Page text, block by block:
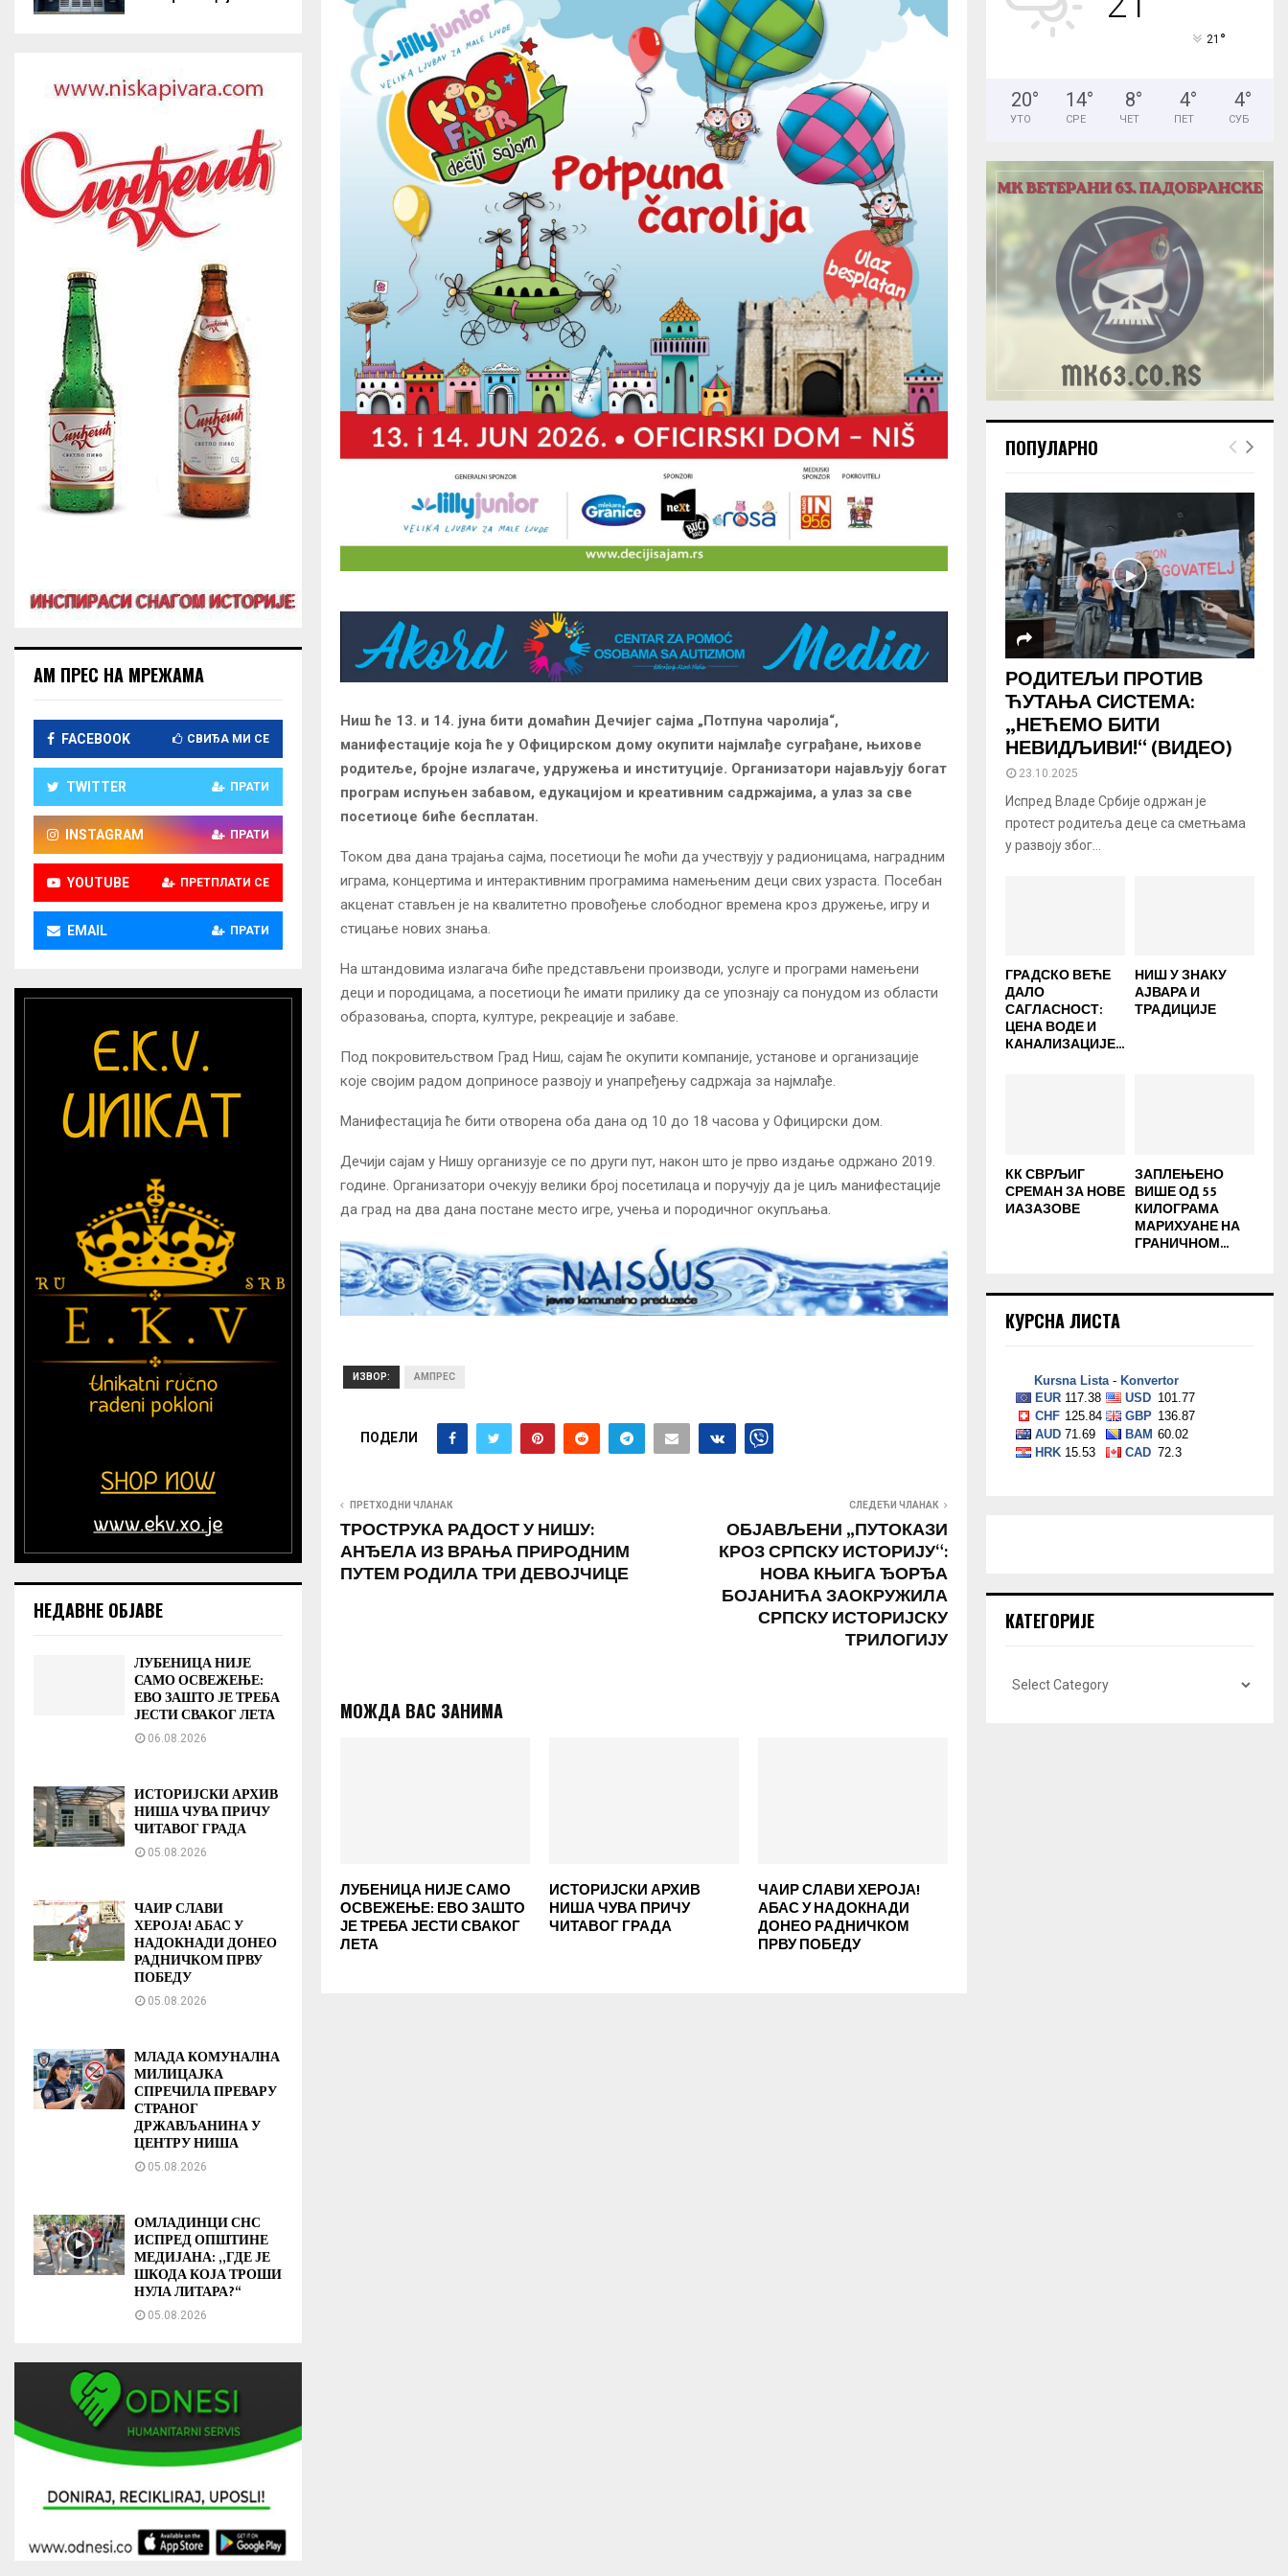
Ниш ће 13. и 14. јуна бити домаћин Дечијег сајма „Потпуна чаролија“,
манифестације која ће у Официрском дому окупити најмлађе суграђане, њихове
родитеље, бројне излагаче, удружења и институције. Организатори најављују богат
програм испуњен забавом, едукацијом и креативним садржајима, а улаз за све
посетиоце биће бесплатан.
Током два дана трајања сајма, посетиоци ће моћи да учествују у радионицама, наградним
играма, концертима и интерактивним програмима намењеним деци свих узраста. Посебан
акценат стављен је на квалитетно провођење слободног времена кроз дружење, игру и
стицање нових знања.
На штандовима излагача биће представљени производи, услуге и програми намењени
деци и породицама, а посетиоци ће имати прилику да се упознају са понудом из области
образовања, спорта, културе, рекреације и забаве.
Под покровитељством Град Ниш, сајам ће окупити компаније, установе и организације
које својим радом доприносе развоју и унапређењу садржаја за најмлађе.
Манифестација ће бити отворена оба дана од 10 до 18 часова у Официрски дом.
Дечији сајам у Нишу организује се по други пут, након што је прво издање одржано 2019.
године. Организатори очекују велики број посетилаца и поручују да је циљ манифестације
да град на два дана постане место игре, учења и породичног окупљања.
ИЗВОР: AMПРЕС
ПОДЕЛИ
ПРЕТХОДНИ ЧЛАНАК
ТРОСТРУКА РАДОСТ У НИШУ:
АНЂЕЛА ИЗ ВРАЊА ПРИРОДНИМ
ПУТЕМ РОДИЛА ТРИ ДЕВОЈЧИЦЕ
СЛЕДЕЋИ ЧЛАНАК
ОБЈАВЉЕНИ „ПУТОКАЗИ
КРОЗ СРПСКУ ИСТОРИЈУ“:
НОВА КЊИГА ЂОРЂА
БОЈАНИЋА ЗАОКРУЖИЛА
СРПСКУ ИСТОРИЈСКУ
ТРИЛОГИЈУ
МОЖДА ВАС ЗАНИМА
ЛУБЕНИЦА НИЈЕ САМО
ОСВЕЖЕЊЕ: ЕВО ЗАШТО
ЈЕ ТРЕБА ЈЕСТИ СВАКОГ
ЛЕТА
ИСТОРИЈСКИ АРХИВ
НИША ЧУВА ПРИЧУ
ЧИТАВОГ ГРАДА
ЧАИР СЛАВИ ХЕРОЈА!
АБАС У НАДОКНАДИ
ДОНЕО РАДНИЧКОМ
ПРВУ ПОБЕДУ
АМ ПРЕС НА МРЕЖАМА
FACEBOOK СВИЂА МИ СЕ
TWITTER ПРАТИ
INSTAGRAM ПРАТИ
YOUTUBE ПРЕТПЛАТИ СЕ
EMAIL ПРАТИ
НЕДАВНЕ ОБЈАВЕ
ЛУБЕНИЦА НИЈЕ
САМО ОСВЕЖЕЊЕ:
ЕВО ЗАШТО ЈЕ ТРЕБА
ЈЕСТИ СВАКОГ ЛЕТА
06.08.2026
ИСТОРИЈСКИ АРХИВ
НИША ЧУВА ПРИЧУ
ЧИТАВОГ ГРАДА
05.08.2026
ЧАИР СЛАВИ
ХЕРОЈА! АБАС У
НАДОКНАДИ ДОНЕО
РАДНИЧКОМ ПРВУ
ПОБЕДУ
05.08.2026
МЛАДА КОМУНАЛНА
МИЛИЦАЈКА
СПРЕЧИЛА ПРЕВАРУ
СТРАНОГ
ДРЖАВЉАНИНА У
ЦЕНТРУ НИША
05.08.2026
ОМЛАДИНЦИ СНС
ИСПРЕД ОПШТИНЕ
МЕДИЈАНА: „ГДЕ ЈЕ
ШКОДА КОЈА ТРОШИ
НУЛА ЛИТАРА?“
05.08.2026
21 °
20°
УТО
14°
СРЕ
8°
ЧЕТ
4°
ПЕТ
4°
СУБ
ПОПУЛАРНО
РОДИТЕЉИ ПРОТИВ
ЋУТАЊА СИСТЕМА:
„НЕЋЕМО БИТИ
НЕВИДЉИВИ!“ (ВИДЕО)
23.10.2025
Испред Владе Србије одржан је
протест родитеља деце са сметњама
у развоју због...
ГРАДСКО ВЕЋЕ
ДАЛО
САГЛАСНОСТ:
ЦЕНА ВОДЕ И
КАНАЛИЗАЦИЈЕ...
НИШ У ЗНАКУ
АЈВАРА И
ТРАДИЦИЈЕ
КК СВРЉИГ
СРЕМАН ЗА НОВЕ
ИАЗАЗОВЕ
ЗАПЛЕЊЕНО
ВИШЕ ОД 55
КИЛОГРАМА
МАРИХУАНЕ НА
ГРАНИЧНОМ...
КУРСНА ЛИСТА
КАТЕГОРИЈЕ